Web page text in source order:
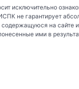
исключительно
не гарантирует
на
ими в